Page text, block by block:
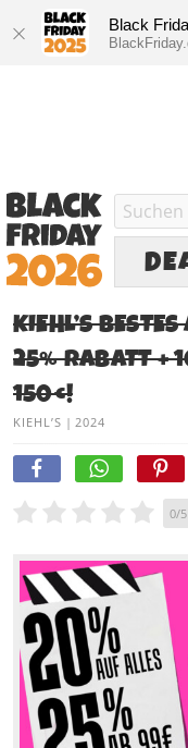
Black
KIEHL’S
25% RABATT +
150€!
KIEHL’S | 2024
0/5